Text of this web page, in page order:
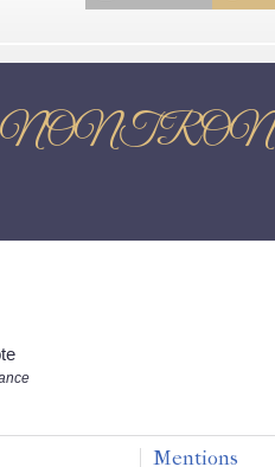
NONTRON
Mentions